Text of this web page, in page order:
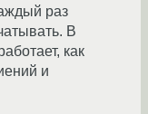
раз
В
как
и